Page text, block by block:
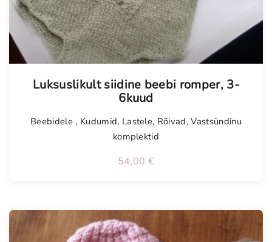
Luksuslikult siidine beebi romper, 3-
6kuud
Beebidele , Kudumid, Lastele, Rõivad,Vastsündinu
komplektid
54,00 €